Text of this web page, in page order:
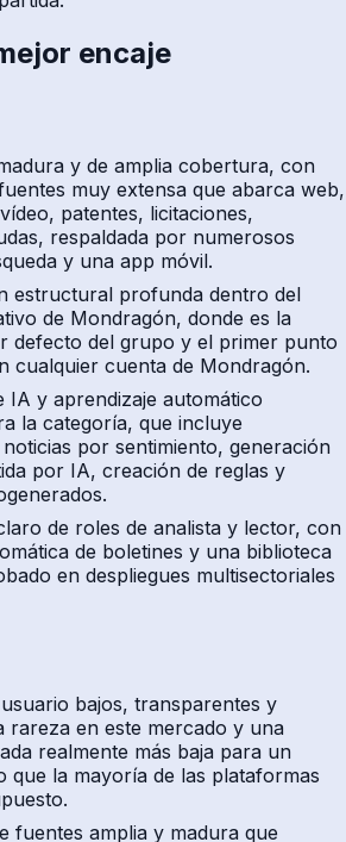
encaje
y de amplia cobertura, con
muy extensa que abarca web,
patentes, licitaciones,
respaldada por numerosos
y una app móvil.
estructural profunda dentro del
de Mondragón, donde es la
defecto del grupo y el primer punto
cualquier cuenta de Mondragón.
IA y aprendizaje automático
la categoría, que incluye
por sentimiento, generación
por IA, creación de reglas y
de roles de analista y lector, con
de boletines y una biblioteca
en despliegues multisectoriales
bajos, transparentes y
rareza en este mercado y una
realmente más baja para un
que la mayoría de las plataformas
fuentes amplia y madura que